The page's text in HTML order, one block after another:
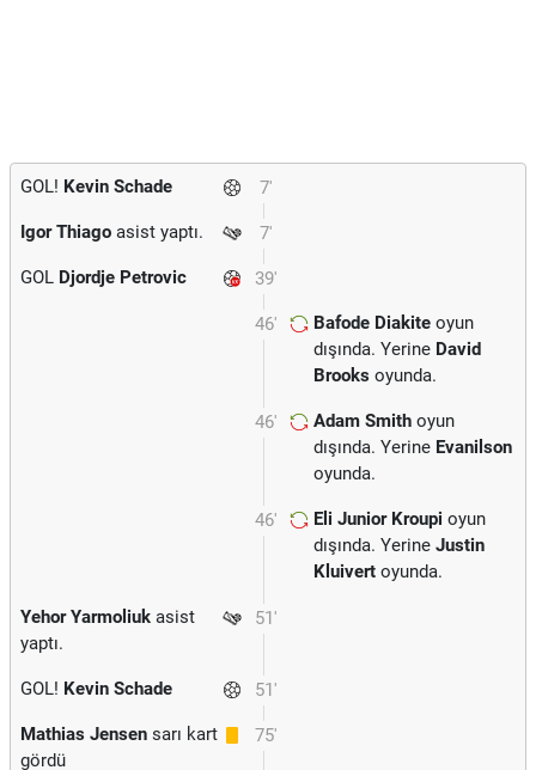
7'
GOL! Kevin Schade
7'
Igor Thiago asist yaptı.
39'
GOL Djordje Petrovic
46' Bafode Diakite oyun
dışında. Yerine David
Brooks oyunda.
46' Adam Smith oyun
dışında. Yerine Evanilson
oyunda.
46' Eli Junior Kroupi oyun
dışında. Yerine Justin
Kluivert oyunda.
51'
Yehor Yarmoliuk asist
yaptı.
51'
GOL! Kevin Schade
75'
Mathias Jensen sarı kart
gördü